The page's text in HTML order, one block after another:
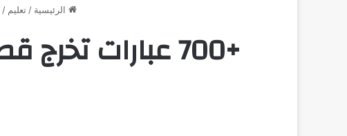
الرئيسية / تعليم /